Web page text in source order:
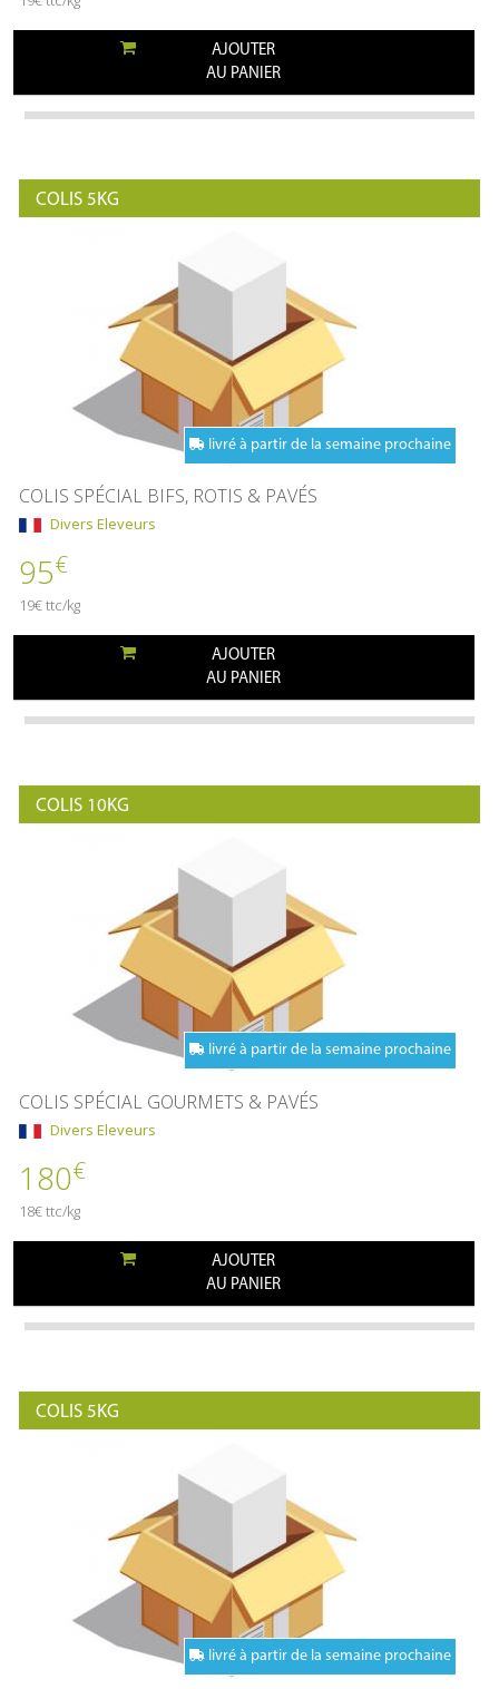
AJOUTER
AU PANIER
COLIS 5KG
livré à partir de la semaine prochaine
COLIS SPÉCIAL BIFS, ROTIS & PAVÉS
Divers Eleveurs
95€
19€ ttc/kg
AJOUTER
AU PANIER
COLIS 10KG
livré à partir de la semaine prochaine
COLIS SPÉCIAL GOURMETS & PAVÉS
Divers Eleveurs
180€
18€ ttc/kg
AJOUTER
AU PANIER
COLIS 5KG
livré à partir de la semaine prochaine